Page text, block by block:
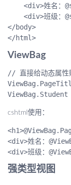
<div>姓名：
<div>班级：
</body>
ViewBag
// 直接给动态属性
cshtml使用：
<div>姓名：
强类型视图